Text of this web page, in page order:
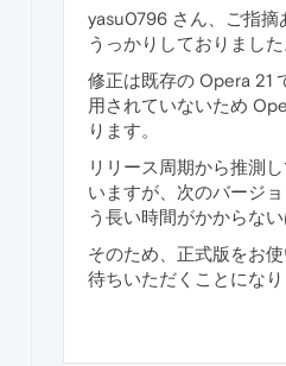
yasu0796 さん、ご指摘
うっかりしておりました
修正は既存の Opera 21
用されていないため
ります。
リリース周期から推測
いますが、次のバージ
う長い時間がかからない
そのため、正式版をお
待ちいただくことになり